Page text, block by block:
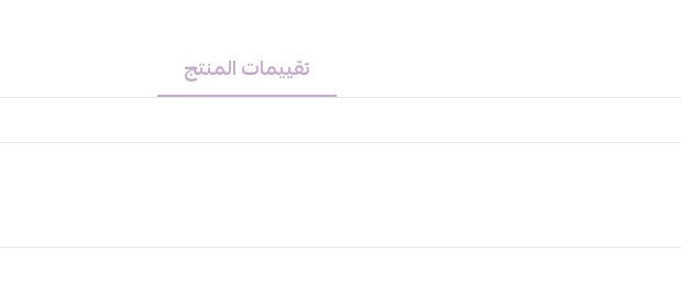
المنتج الأمثل للحصول على شعر
تقييمات المنتج